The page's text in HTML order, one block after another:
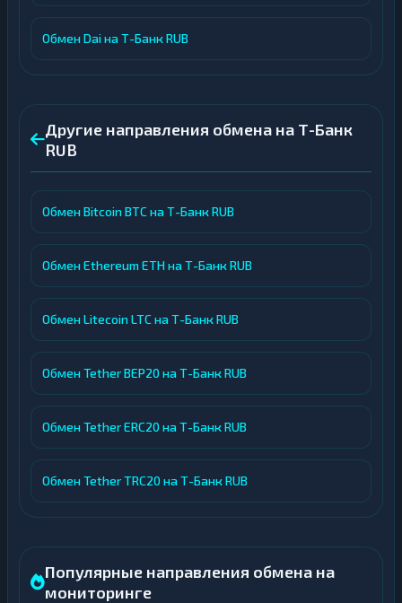
Обмен Dai на Т-Банк RUB
Другие направления обмена на Т-Банк
RUB
Обмен Bitcoin BTC на Т-Банк RUB
Обмен Ethereum ETH на Т-Банк RUB
Обмен Litecoin LTC на Т-Банк RUB
Обмен Tether BEP20 на Т-Банк RUB
Обмен Tether ERC20 на Т-Банк RUB
Обмен Tether TRC20 на Т-Банк RUB
Популярные направления обмена на
мониторинге